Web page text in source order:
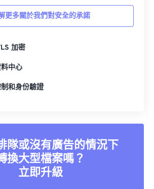
更多關於我們對安全的承諾
加密
中心
和身份驗證
隊或沒有廣告的情況下
換大型檔案嗎？
立即升級